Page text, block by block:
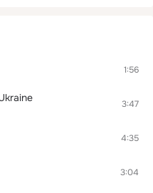
1:56
3:47
4:35
3:04